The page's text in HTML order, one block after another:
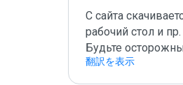
С сайта
рабочий стол и пр.
Будьте
翻訳を表示